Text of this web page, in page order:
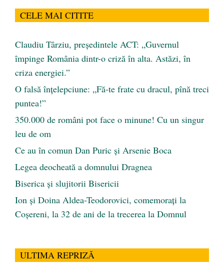
CELE MAI CITITE
Claudiu Târziu, președintele ACT: „Guvernul
împinge România dintr-o criză în alta. Astăzi, în
criza energiei.”
O falsă înțelepciune: „Fă-te frate cu dracul, pînă treci
puntea!”
350.000 de români pot face o minune! Cu un singur
leu de om
Ce au în comun Dan Puric şi Arsenie Boca
Legea deocheată a domnului Dragnea
Biserica și slujitorii Bisericii
Ion și Doina Aldea-Teodorovici, comemorați la
Coșereni, la 32 de ani de la trecerea la Domnul
ULTIMA REPRIZĂ